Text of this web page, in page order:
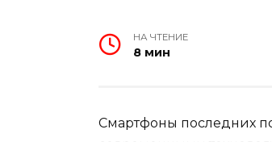
НА ЧТЕНИЕ
8 мин
Смартфоны последних